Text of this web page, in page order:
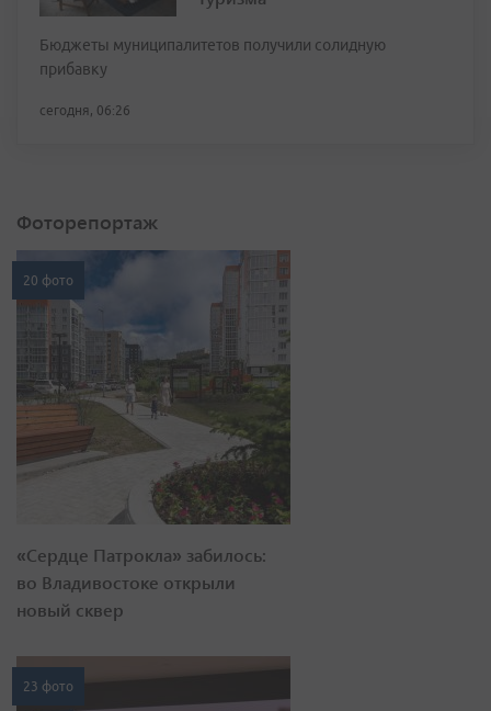
Бюджеты муниципалитетов получили солидную
прибавку
сегодня, 06:26
Фоторепортаж
20 фото
«Сердце Патрокла» забилось:
во Владивостоке открыли
новый сквер
23 фото